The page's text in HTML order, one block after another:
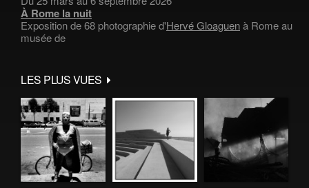
À Rome la nuit
Exposition de 68 photographie d'Hervé Gloaguenà Rome au
musée de
LES PLUS VUES